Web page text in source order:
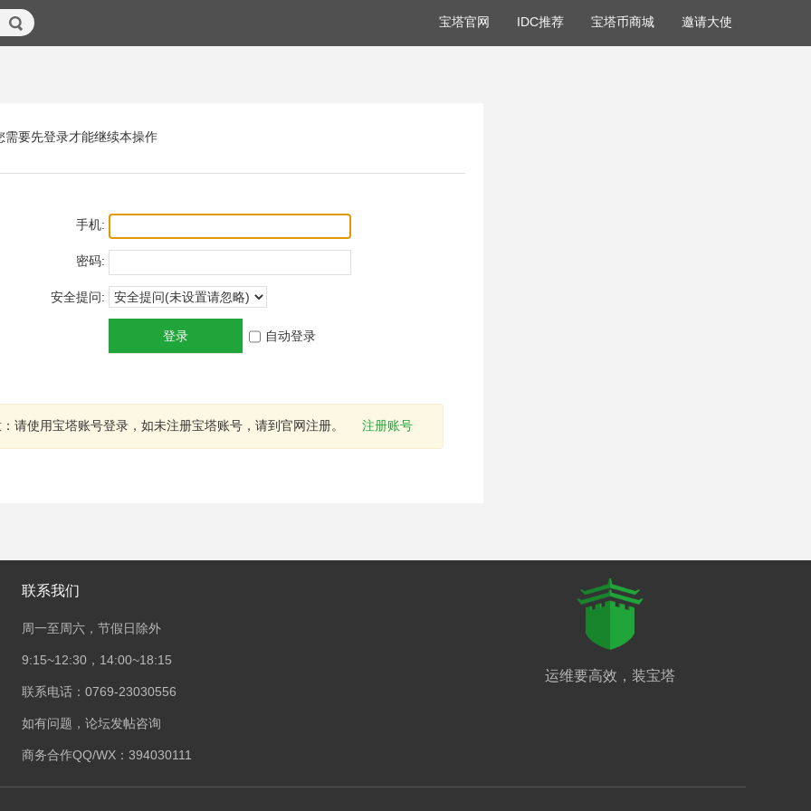
宝塔官网 IDC推荐 宝塔币商城 邀请大使
需要先登录才能继续本操作
手机:
密码:
安全提问:
登录 自动登录
请使用宝塔账号登录，如未注册宝塔账号，请到官网注册。 注册账号
联系我们
周一至周六，节假日除外
9:15~12:30，14:00~18:15
联系电话：0769-23030556
如有问题，论坛发帖咨询
商务合作QQ/WX：394030111
运维要高效，装宝塔